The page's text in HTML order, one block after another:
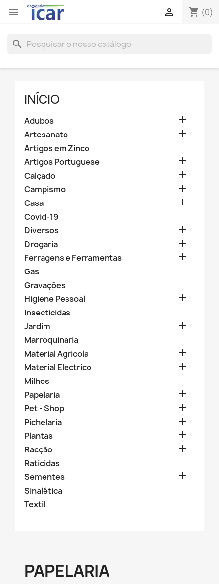
 shopping_cart (0)

search
INÍCIO
Adubos 
Artesanato 
Artigos em Zinco
Artigos Portuguese

Calçado 
Campismo 
Casa 
Covid-19
Diversos

Drogaria 
Ferragens e Ferramentas 
Gas
Gravações
Higiene Pessoal

Insecticidas
Jardim

Marroquinaria
Material Agricola

Material Electrico 
Milhos
Papelaria

Pet - Shop 
Pichelaria 
Plantas 
Racção 
Raticidas
Sementes

Sinalética
Textil
PAPELARIA